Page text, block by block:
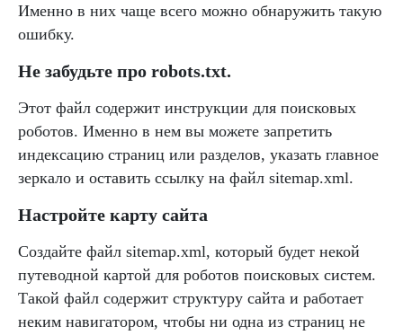
Именно в них чаще всего можно обнаружить такую
ошибку.
Не забудьте про robots.txt.
Этот файл содержит инструкции для поисковых
роботов. Именно в нем вы можете запретить
индексацию страниц или разделов, указать главное
зеркало и оставить ссылку на файл sitemap.xml.
Настройте карту сайта
Создайте файл sitemap.xml, который будет некой
путеводной картой для роботов поисковых систем.
Такой файл содержит структуру сайта и работает
неким навигатором, чтобы ни одна из страниц не